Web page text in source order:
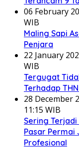
06 February
WIB
Maling Sapi
Penjara
22 January
WIB
Tergugat
Terhadap
28 December
11:15 WIB
Sering Terjadi
Pasar Permai
Profesional